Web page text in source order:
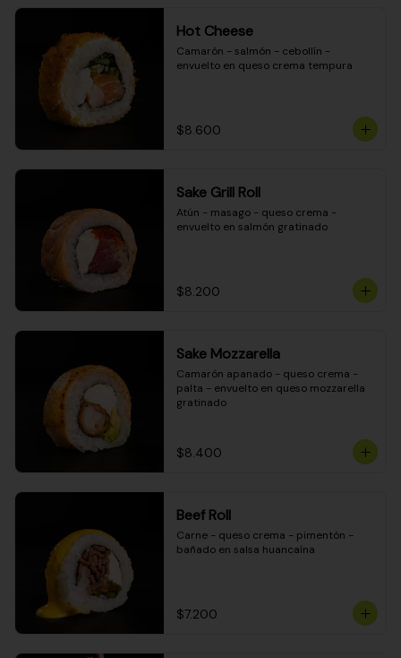
Hot Cheese
Camarón - salmón - cebollín -
envuelto en queso crema tempura
$8.600
Sake Grill Roll
Atún - masago - queso crema -
envuelto en salmón gratinado
$8.200
Sake Mozzarella
Camarón apanado - queso crema -
palta - envuelto en queso mozzarella
gratinado
$8.400
Beef Roll
Carne - queso crema - pimentón -
bañado en salsa huancaína
$7.200